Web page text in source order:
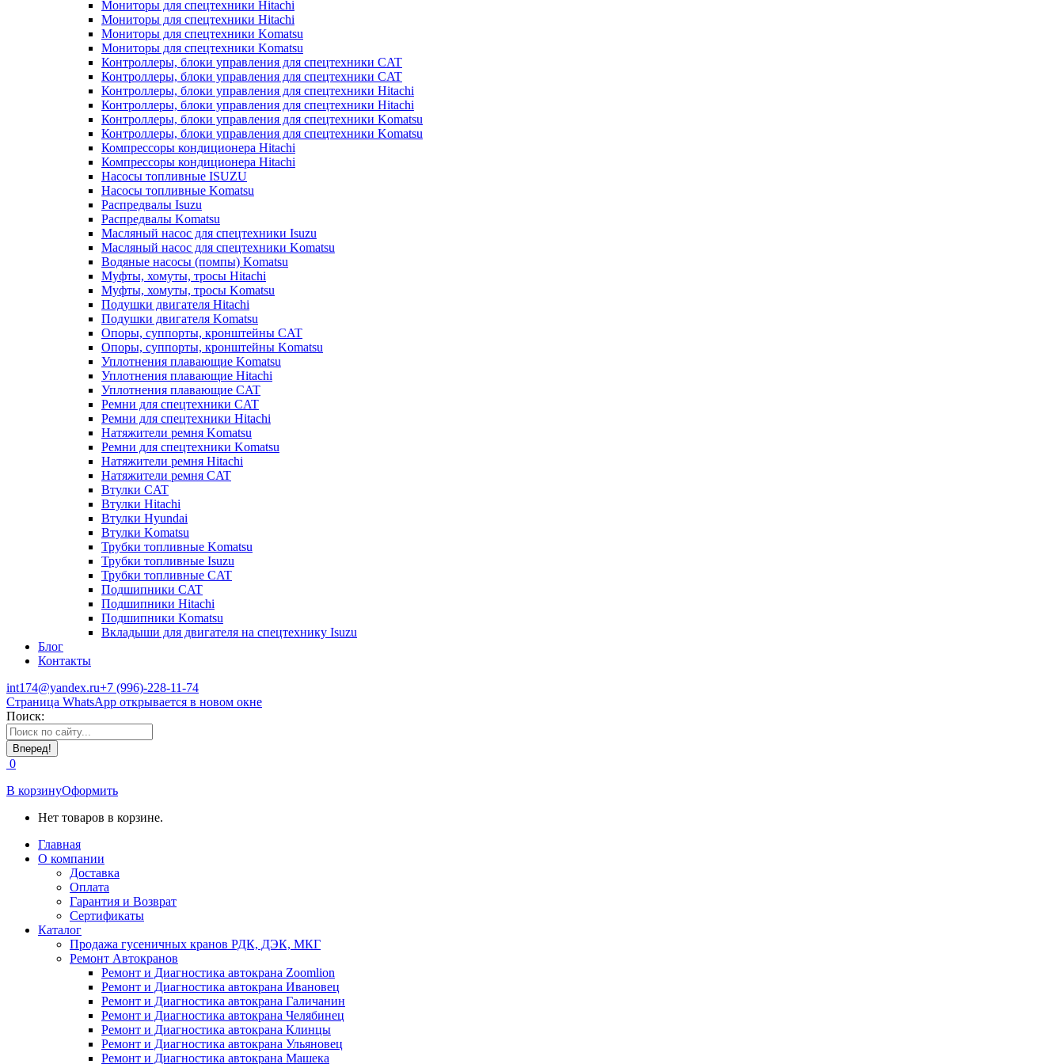
Мониторы для спецтехники Hitachi
Мониторы для спецтехники Hitachi
Мониторы для спецтехники Komatsu
Мониторы для спецтехники Komatsu
Контроллеры, блоки управления для спецтехники CAT
Контроллеры, блоки управления для спецтехники CAT
Контроллеры, блоки управления для спецтехники Hitachi
Контроллеры, блоки управления для спецтехники Hitachi
Контроллеры, блоки управления для спецтехники Komatsu
Контроллеры, блоки управления для спецтехники Komatsu
Компрессоры кондиционера Hitachi
Компрессоры кондиционера Hitachi
Насосы топливные ISUZU
Насосы топливные Komatsu
Распредвалы Isuzu
Распредвалы Komatsu
Масляный насос для спецтехники Isuzu
Масляный насос для спецтехники Komatsu
Водяные насосы (помпы) Komatsu
Муфты, хомуты, тросы Hitachi
Муфты, хомуты, тросы Komatsu
Подушки двигателя Hitachi
Подушки двигателя Komatsu
Опоры, суппорты, кронштейны CAT
Опоры, суппорты, кронштейны Komatsu
Уплотнения плавающие Komatsu
Уплотнения плавающие Hitachi
Уплотнения плавающие CAT
Ремни для спецтехники CAT
Ремни для спецтехники Hitachi
Натяжители ремня Komatsu
Ремни для спецтехники Komatsu
Натяжители ремня Hitachi
Натяжители ремня CAT
Втулки CAT
Втулки Hitachi
Втулки Hyundai
Втулки Komatsu
Трубки топливные Komatsu
Трубки топливные Isuzu
Трубки топливные CAT
Подшипники CAT
Подшипники Hitachi
Подшипники Komatsu
Вкладыши для двигателя на спецтехнику Isuzu
Блог
Контакты
int174@yandex.ru+7 (996)-228-11-74
Страница WhatsApp открывается в новом окне
Поиск:
0
В корзинуОформить
Нет товаров в корзине.
Главная
О компании
Доставка
Оплата
Гарантия и Возврат
Сертификаты
Каталог
Продажа гусеничных кранов РДК, ДЭК, МКГ
Ремонт Автокранов
Ремонт и Диагностика автокрана Zoomlion
Ремонт и Диагностика автокрана Ивановец
Ремонт и Диагностика автокрана Галичанин
Ремонт и Диагностика автокрана Челябинец
Ремонт и Диагностика автокрана Клинцы
Ремонт и Диагностика автокрана Ульяновец
Ремонт и Диагностика автокрана Машека